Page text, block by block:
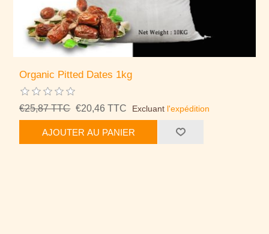
Organic Pitted Dates 1kg
€25,87 TTC €20,46 TTC Excluant l'expédition
AJOUTER AU PANIER